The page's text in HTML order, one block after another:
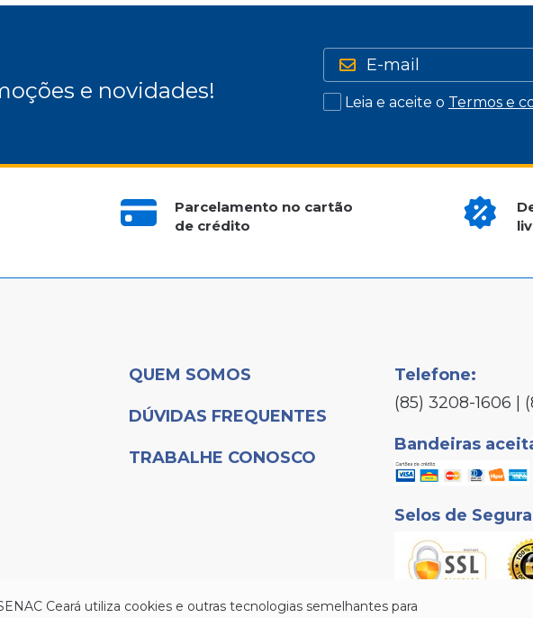
e novidades! Leia e aceite o Termos e
Parcelamento no cartão
de crédito
QUEM SOMOS
DÚVIDAS FREQUENTES
TRABALHE CONOSCO
Telefone:
(85) 3208-1606 |
Bandeiras
Selos de
Ceará utiliza cookies e outras tecnologias semelhantes para